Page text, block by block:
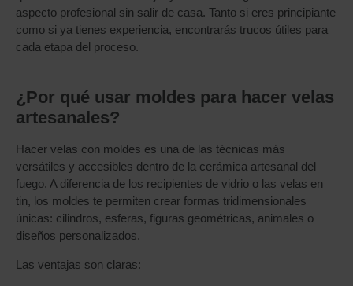
aspecto profesional sin salir de casa. Tanto si eres principiante
como si ya tienes experiencia, encontrarás trucos útiles para
cada etapa del proceso.
¿Por qué usar moldes para hacer velas
artesanales?
Hacer velas con moldes es una de las técnicas más
versátiles y accesibles dentro de la cerámica artesanal del
fuego. A diferencia de los recipientes de vidrio o las velas en
tin, los moldes te permiten crear formas tridimensionales
únicas: cilindros, esferas, figuras geométricas, animales o
diseños personalizados.
Las ventajas son claras: